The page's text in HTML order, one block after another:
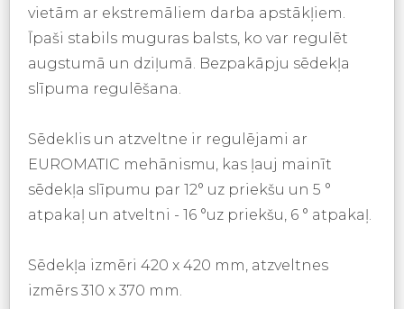
vietām ar ekstremāliem darba apstākļiem.
Īpaši stabils muguras balsts, ko var regulēt
augstumā un dziļumā. Bezpakāpju sēdekļa
slīpuma regulēšana.
Sēdeklis un atzveltne ir regulējami ar
EUROMATIC mehānismu, kas ļauj mainīt
sēdekļa slīpumu par 12° uz priekšu un 5 °
atpakaļ un atveltni - 16 °uz priekšu, 6 ° atpakaļ.
Sēdekļa izmēri 420 x 420 mm, atzveltnes
izmērs 310 x 370 mm.